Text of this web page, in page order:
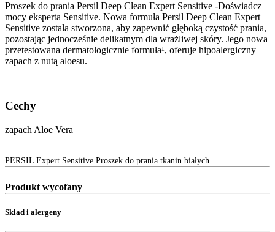
Proszek do prania Persil Deep Clean Expert Sensitive -Doświadcz
mocy eksperta Sensitive. Nowa formuła Persil Deep Clean Expert
Sensitive została stworzona, aby zapewnić głęboką czystość prania,
pozostając jednocześnie delikatnym dla wrażliwej skóry. Jego nowa
przetestowana dermatologicznie formuła¹, oferuje hipoalergiczny
zapach z nutą aloesu.
Cechy
zapach Aloe Vera
PERSIL Expert Sensitive Proszek do prania tkanin białych
Produkt wycofany
Skład i alergeny